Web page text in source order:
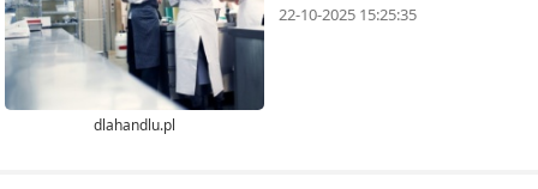
dlahandlu.pl
22-10-2025 15:25:35